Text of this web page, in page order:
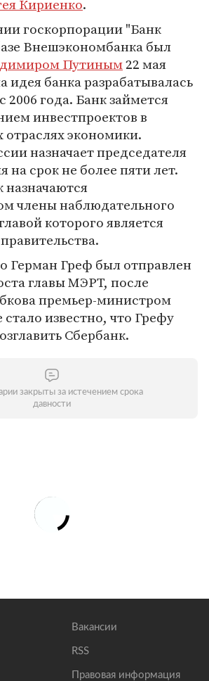
Кириенко.
госкорпорации "Банк
Внешэкономбанка был
Путиным22 мая
идея банка разрабатывалась
года. Банк займется
инвестпроектов в
экономики.
назначает председателя
на срок не более пяти лет.
назначаются
члены наблюдательного
которого является
Герман Греф был отправлен
главы МЭРТ, после
премьер-министром
известно, что Грефу
Сбербанк.
закрыты за истечением срока
давности
Вакансии
RSS
Правовая информация